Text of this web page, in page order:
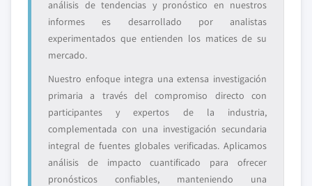
análisis de tendencias y pronóstico en nuestros
informes es desarrollado por analistas
experimentados que entienden los matices de su
mercado.
Nuestro enfoque integra una extensa investigación
primaria a través del compromiso directo con
participantes y expertos de la industria,
complementada con una investigación secundaria
integral de fuentes globales verificadas. Aplicamos
análisis de impacto cuantificado para ofrecer
pronósticos confiables, manteniendo una